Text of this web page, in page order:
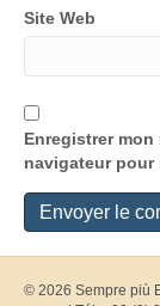
Site Web
Enregistrer
navigateur pour
© 2026 Sempre più